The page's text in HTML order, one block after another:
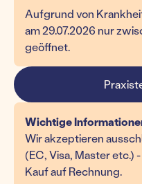
Aufgrund von
am 29.07.2026 nur
geöffnet.
Wichtige
Wir akzeptieren
(EC, Visa, Master etc.)
Kauf auf Rechnung.